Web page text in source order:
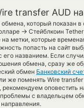
transfer AUD
который показан
→ Стейблкоин
метки, которые
попасть на сайт
его названием. Если
обмена, сразу же
обмен Банковский
же поменять Wire
рекомендуем оповестить
с владельцем